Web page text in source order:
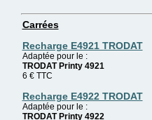
Carrées
Recharge E4921 TRODAT
Adaptée pour le :
TRODAT Printy 4921
6 € TTC
Recharge E4922 TRODAT
Adaptée pour le :
TRODAT Printy 4922